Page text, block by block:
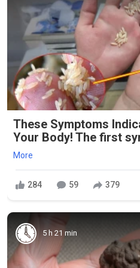
These Symptoms
Your Body! The first
More
284 59 379
5 h 21 min